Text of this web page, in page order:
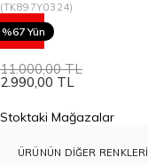
(TK897Y0324)
73
11.000,00 TL
2.990,00 TL
%67 Yün
Stoktaki Mağazalar
ÜRÜNÜN DIĞER RENKLERI